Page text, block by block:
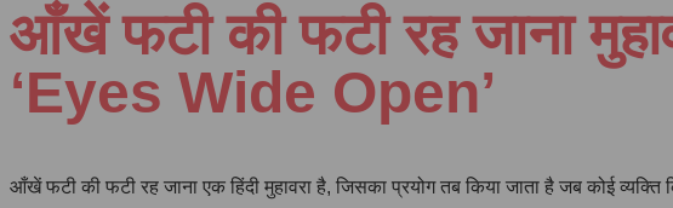
आँखें फटी की फटी रह जाना
‘Eyes Wide Open’
आँखें फटी की फटी रह जाना एक हिंदी मुहावरा है, जिसका प्रयोग तब किया जाता है जब कोई